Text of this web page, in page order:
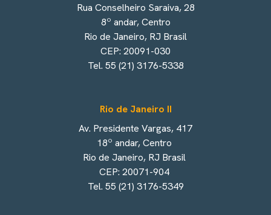
Rua Conselheiro Saraiva, 28
8º andar, Centro
Rio de Janeiro, RJ Brasil
CEP: 20091-030
Tel. 55 (21) 3176-5338
Rio de Janeiro II
Av. Presidente Vargas, 417
18º andar, Centro
Rio de Janeiro, RJ Brasil
CEP: 20071-904
Tel. 55 (21) 3176-5349